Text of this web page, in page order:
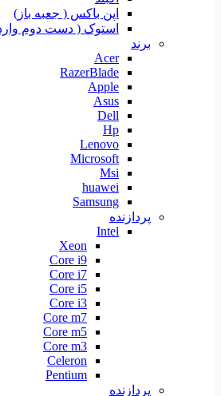
اپن باکس ( جعبه باز)
استوک ( دست دوم
برند
Acer
RazerBlade
Apple
Asus
Dell
Hp
Lenovo
Microsoft
Msi
huawei
Samsung
پردازنده
Intel
Xeon
Core i9
Core i7
Core i5
Core i3
Core m7
Core m5
Core m3
Celeron
Pentium
پردازنده